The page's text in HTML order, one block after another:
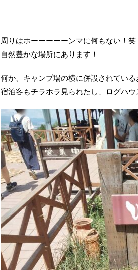
周りはホーーーーーンマに何もない！笑
自然豊かな場所にあります！
何か、キャンプ場の横に併設されている
宿泊客もチラホラ見られたし、ログハ